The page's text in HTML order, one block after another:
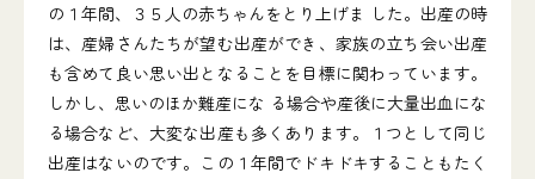
の１年間、３５人の赤ちゃんをとり上げま した。出産の時
は、産婦さんたちが望む出産ができ、家族の立ち会い出産
も含めて良い思い出となることを目標に関わっています。
しかし、思いのほか難産にな る場合や産後に大量出血にな
る場合など、大変な出産も多くあります。１つとして同じ
出産はないのです。この１年間でドキドキすることもたく